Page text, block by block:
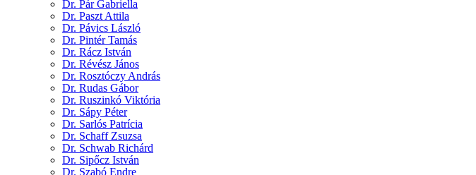
Dr. Pár Gabriella
Dr. Paszt Attila
Dr. Pávics László
Dr. Pintér Tamás
Dr. Rácz István
Dr. Révész János
Dr. Rosztóczy András
Dr. Rudas Gábor
Dr. Ruszinkó Viktória
Dr. Sápy Péter
Dr. Sarlós Patrícia
Dr. Schaff Zsuzsa
Dr. Schwab Richárd
Dr. Sipőcz István
Dr. Szabó Endre